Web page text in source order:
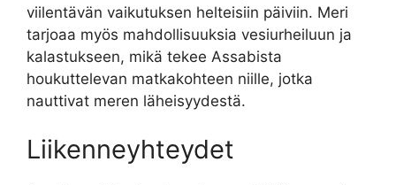
viilentävän vaikutuksen helteisiin päiviin. Meri
tarjoaa myös mahdollisuuksia vesiurheiluun ja
kalastukseen, mikä tekee Assabista
houkuttelevan matkakohteen niille, jotka
nauttivat meren läheisyydestä.
Liikenneyhteydet